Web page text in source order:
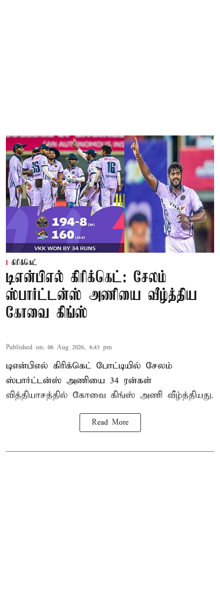
கிரிக்கெட்
டிஎன்பிஎல் கிரிக்கெட்: சேலம்
ஸ்பார்ட்டன்ஸ் அணியை வீழ்த்திய
கோவை கிங்ஸ்
Published on: 06 Aug 2026, 6:43 pm
டிஎன்பிஎல் கிரிக்கெட் போட்டியில் சேலம்
ஸ்பார்ட்டன்ஸ் அணியை 34 ரன்கள்
வித்தியாசத்தில் கோவை கிங்ஸ் அணி வீழ்த்தியது.
Read More